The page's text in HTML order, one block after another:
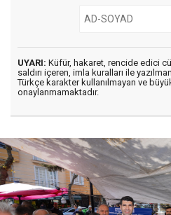
UYARI: Küfür, hakaret, rencide edici
saldırı içeren, imla kuralları ile
Türkçe karakter kullanılmayan ve
onaylanmamaktadır.